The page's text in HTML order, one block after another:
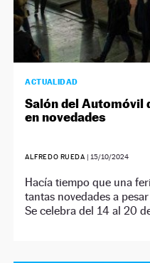
ACTUALIDAD
Salón del Automóvil
en novedades
ALFREDO RUEDA | 15/10/2024
Hacía tiempo que una
tantas novedades a
Se celebra del 14 al 20